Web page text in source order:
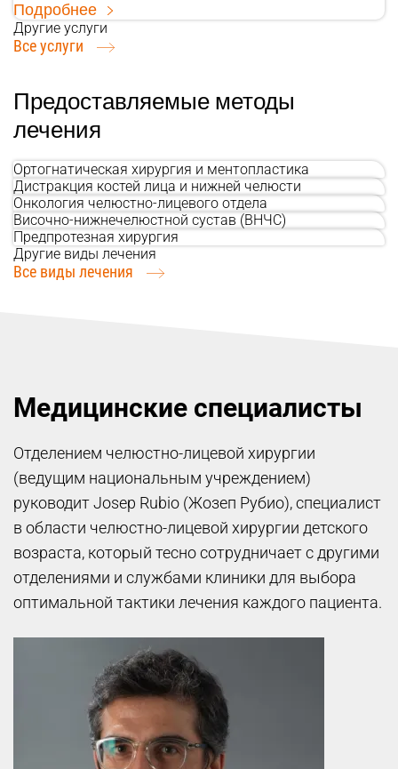
Подробнее
Другие услуги
Все услуги
Предоставляемые методы
лечения
Ортогнатическая хирургия и ментопластика
Дистракция костей лица и нижней челюсти
Онкология челюстно-лицевого отдела
Височно-нижнечелюстной сустав (ВНЧС)
Предпротезная хирургия
Другие виды лечения
Все виды лечения
Медицинские специалисты
Отделением челюстно-лицевой хирургии
(ведущим национальным учреждением)
руководит Josep Rubio (Жозеп Рубио), специалист
в области челюстно-лицевой хирургии детского
возраста, который тесно сотрудничает с другими
отделениями и службами клиники для выбора
оптимальной тактики лечения каждого пациента.